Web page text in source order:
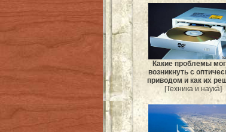
Какие проблемы
возникнуть с
приводом и как их
[Техника и наука]